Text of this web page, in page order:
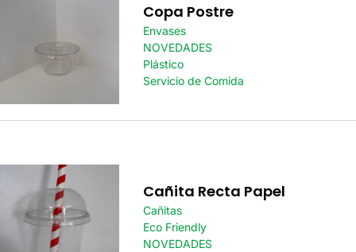
Copa Postre
Envases
NOVEDADES
Plástico
Servicio de Comida
Cañita Recta Papel
Cañitas
Eco Friendly
NOVEDADES